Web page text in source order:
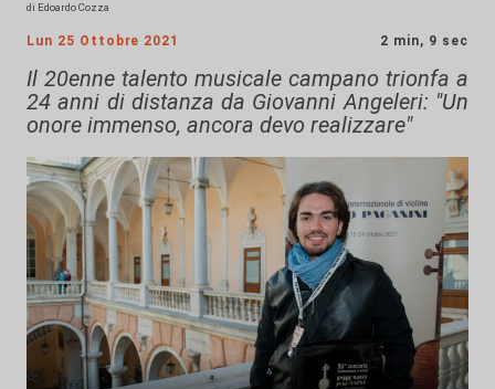
di Edoardo Cozza
Lun 25 Ottobre 2021 2 min, 9 sec
Il 20enne talento musicale campano trionfa a
24 anni di distanza da Giovanni Angeleri: "Un
onore immenso, ancora devo realizzare"